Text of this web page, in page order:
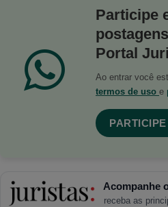
Participe
Portal
Ao entrar você
termos de uso e
Acompanhe
receba as